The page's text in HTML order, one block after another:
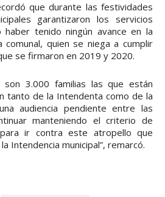
que durante las festividades
garantizaron los servicios
tenido ningún avance en la
comunal, quien se niega a cumplir
se firmaron en 2019 y 2020.
3.000 familias las que están
tanto de la Intendenta como de la
audiencia pendiente entre las
manteniendo el criterio de
ir contra este atropello que
Intendencia municipal”, remarcó.